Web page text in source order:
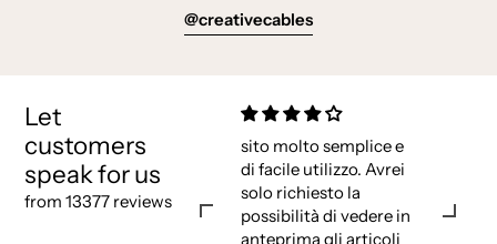
@creativecables
Let
customers
speak for us
from 13377 reviews
sito molto semplice e
di facile utilizzo. Avrei
solo richiesto la
possibilità di vedere in
anteprima gli articoli